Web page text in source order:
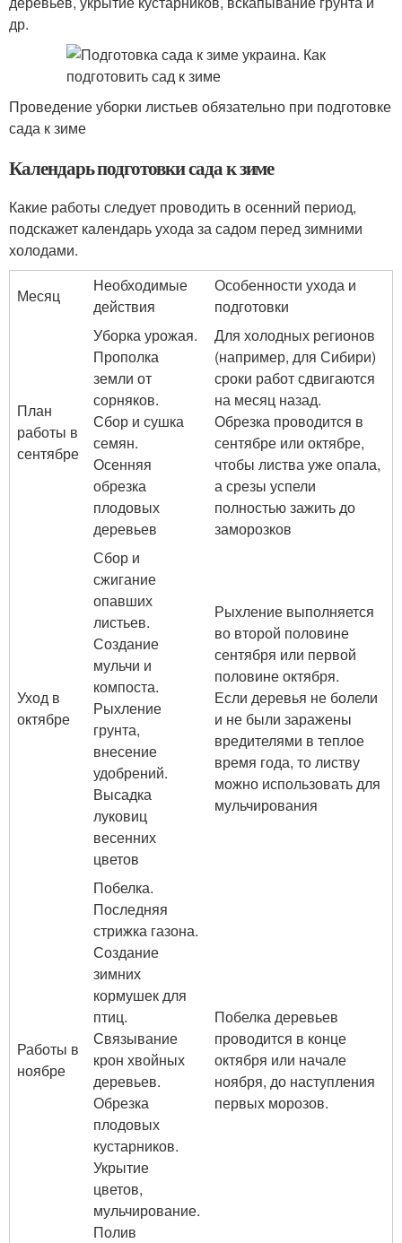
др.
Проведение уборки листьев обязательно при подготовке
сада к зиме
Календарь подготовки сада к зиме
Какие работы следует проводить в осенний период,
подскажет календарь ухода за садом перед зимними
холодами.
Месяц
Необходимые
действия
Особенности ухода и
подготовки
План
работы в
сентябре
Уборка урожая.
Прополка
земли от
сорняков.
Сбор и сушка
семян.
Осенняя
обрезка
плодовых
деревьев
Для холодных регионов
(например, для Сибири)
сроки работ сдвигаются
на месяц назад.
Обрезка проводится в
сентябре или октябре,
чтобы листва уже опала,
а срезы успели
полностью зажить до
заморозков
Уход в
октябре
Сбор и
сжигание
опавших
листьев.
Создание
мульчи и
компоста.
Рыхление
грунта,
внесение
удобрений.
Высадка
луковиц
весенних
цветов
Рыхление выполняется
во второй половине
сентября или первой
половине октября.
Если деревья не болели
и не были заражены
вредителями в теплое
время года, то листву
можно использовать для
мульчирования
Работы в
ноябре
Побелка.
Последняя
стрижка газона.
Создание
зимних
кормушек для
птиц.
Связывание
крон хвойных
деревьев.
Обрезка
плодовых
кустарников.
Укрытие
цветов,
мульчирование.
Полив
Побелка деревьев
проводится в конце
октября или начале
ноября, до наступления
первых морозов.